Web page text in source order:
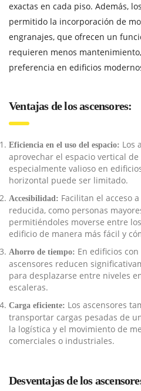
exactas en cada piso. Además,
permitido la incorporación de
engranajes, que ofrecen un
requieren menos
preferencia en edificios
Ventajas de los ascensores:
Eficiencia en el uso del espacio: Los
aprovechar el espacio vertical
especialmente valioso en
horizontal puede ser limitado.
Accesibilidad: Facilitan el acceso
reducida, como personas
permitiéndoles moverse entre
edificio de manera más fácil y
Ahorro de tiempo: En edificios
ascensores reducen
para desplazarse entre niveles
escaleras.
Carga eficiente: Los ascensores
transportar cargas pesadas de
la logística y el movimiento de
comerciales o industriales.
Desventajas de los